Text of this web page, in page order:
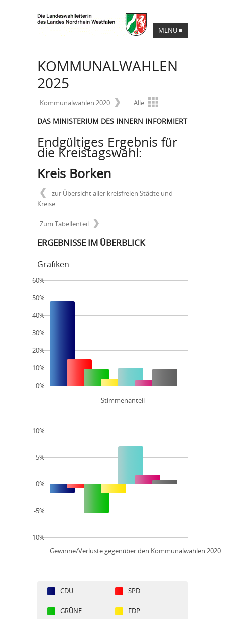
MENU≡
KOMMUNALWAHLEN
2025
Kommunalwahlen 2020 Alle
DAS MINISTERIUM DES INNERN INFORMIERT
Endgültiges Ergebnis für
die Kreistagswahl:
Kreis Borken
zur Übersicht aller kreisfreien Städte und
Kreise
Zum Tabellenteil
ERGEBNISSE IM ÜBERBLICK
Grafiken
Stimmenanteil
60%
50%
40%
30%
20%
10%
0%
Gewinne/Verluste gegenüber den Kommunalwahlen 2020
10%
5%
0%
-5%
-10%
CDU SPD
GRÜNE FDP